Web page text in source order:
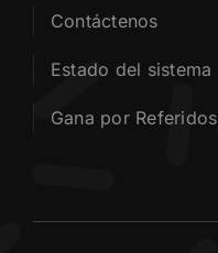
Contáctenos
Estado del sistema
Gana por Referidos